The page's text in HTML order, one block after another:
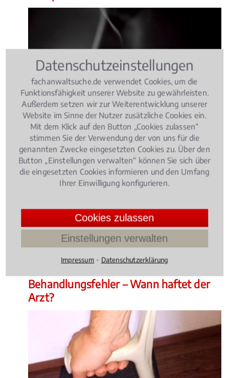
Schwerstkranke Patienten können von ihrer
Krankenkasse unter bestimmten Voraussetzungen
die Kostenübernahme für eine Cannabis-Therapie
verlangen – nach einem aktuellen Gerichtsurteil aber
umfassende und im hohen Maße sorgfältige
Einschätzung abgegeben hat.
4.042105263157895 /
Bewertungen)
Behandlungsfehler – Wann haftet der
Arzt?
Datenschutzeinstellungen
fachanwaltsuche.de verwendet Cookies, um die
Funktionsfähigkeit unserer Website zu gewährleisten.
Außerdem setzen wir zur Weiterentwicklung unserer
Website im Sinne der Nutzer zusätzliche Cookies ein.
Mit dem Klick auf den Button „Cookies zulassen“
stimmen Sie der Verwendung der von uns für die
genannten Zwecke eingesetzten Cookies zu. Über den
Button „Einstellungen verwalten“ können Sie sich über
die eingesetzten Cookies informieren und den Umfang
Ihrer Einwilligung konfigurieren.
Cookies zulassen
Einstellungen verwalten
Impressum ⁃ Datenschutzerklärung